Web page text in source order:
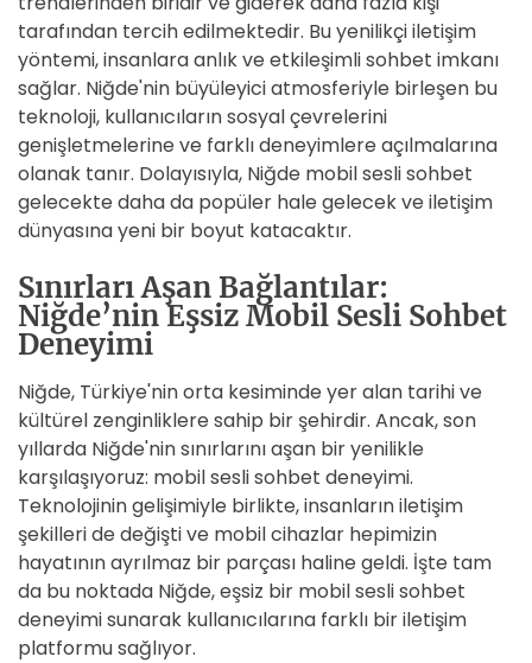
tarafından tercih edilmektedir. Bu yenilikçi iletişim
yöntemi, insanlara anlık ve etkileşimli sohbet imkanı
sağlar. Niğde'nin büyüleyici atmosferiyle birleşen bu
teknoloji, kullanıcıların sosyal çevrelerini
genişletmelerine ve farklı deneyimlere açılmalarına
olanak tanır. Dolayısıyla, Niğde mobil sesli sohbet
gelecekte daha da popüler hale gelecek ve iletişim
dünyasına yeni bir boyut katacaktır.
Sınırları Aşan Bağlantılar:
Niğde’nin Eşsiz Mobil Sesli Sohbet
Deneyimi
Niğde, Türkiye'nin orta kesiminde yer alan tarihi ve
kültürel zenginliklere sahip bir şehirdir. Ancak, son
yıllarda Niğde'nin sınırlarını aşan bir yenilikle
karşılaşıyoruz: mobil sesli sohbet deneyimi.
Teknolojinin gelişimiyle birlikte, insanların iletişim
şekilleri de değişti ve mobil cihazlar hepimizin
hayatının ayrılmaz bir parçası haline geldi. İşte tam
da bu noktada Niğde, eşsiz bir mobil sesli sohbet
deneyimi sunarak kullanıcılarına farklı bir iletişim
platformu sağlıyor.